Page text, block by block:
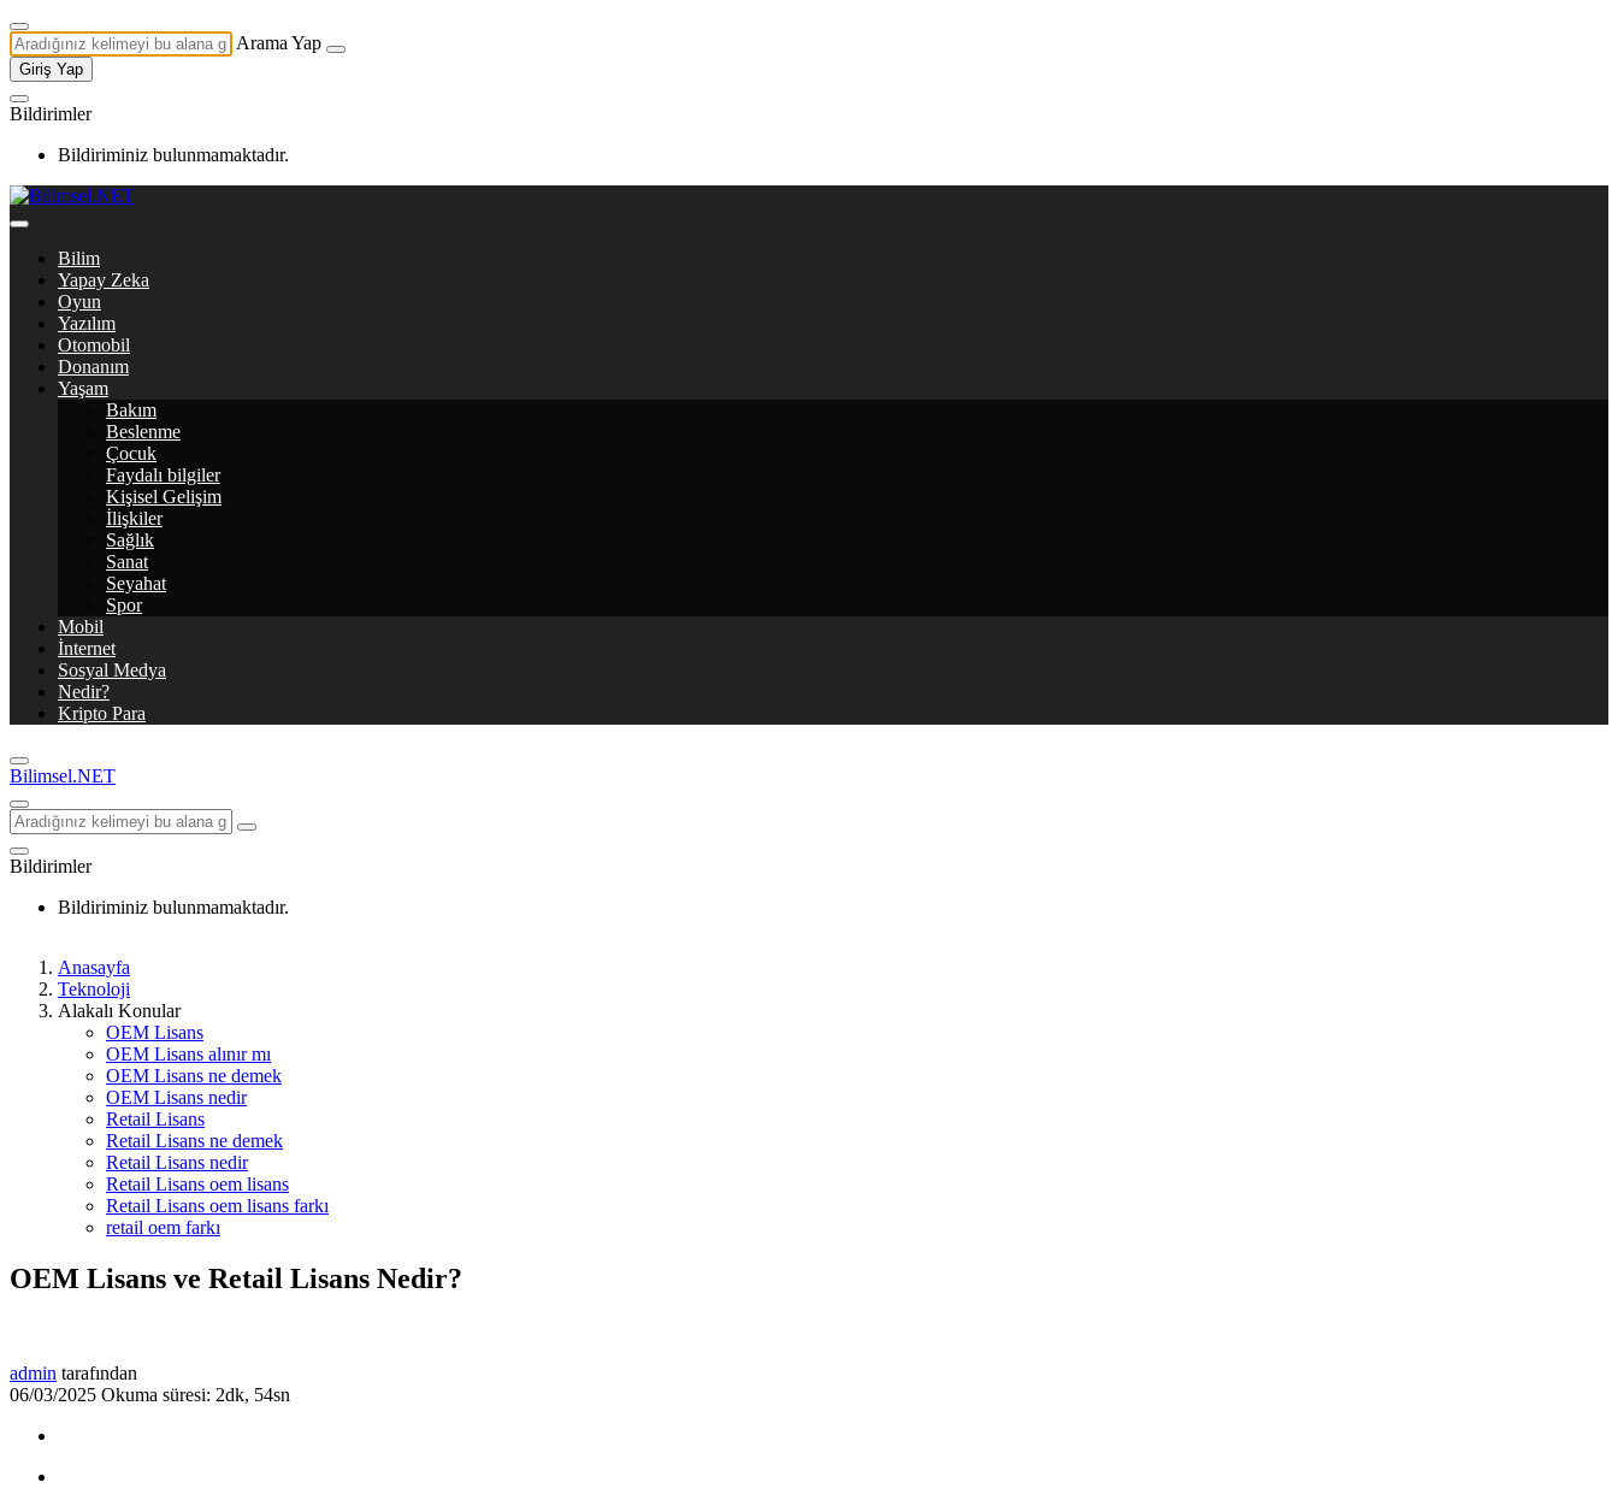
Arama Yap
Giriş Yap
Bildirimler
Bildiriminiz bulunmamaktadır.
Bilim
Yapay Zeka
Oyun
Yazılım
Otomobil
Donanım
Yaşam
Bakım
Beslenme
Çocuk
Faydalı bilgiler
Kişisel Gelişim
İlişkiler
Sağlık
Sanat
Seyahat
Spor
Mobil
İnternet
Sosyal Medya
Nedir?
Kripto Para
Bilimsel.NET
Bildirimler
Bildiriminiz bulunmamaktadır.
Anasayfa
Teknoloji
Alakalı Konular
OEM Lisans
OEM Lisans alınır mı
OEM Lisans ne demek
OEM Lisans nedir
Retail Lisans
Retail Lisans ne demek
Retail Lisans nedir
Retail Lisans oem lisans
Retail Lisans oem lisans farkı
retail oem farkı
OEM Lisans ve Retail Lisans Nedir?
admin tarafından
06/03/2025 Okuma süresi: 2dk, 54sn